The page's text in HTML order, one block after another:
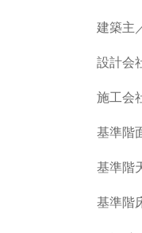
建築主
設計会
施工会
基準階
基準階
基準階